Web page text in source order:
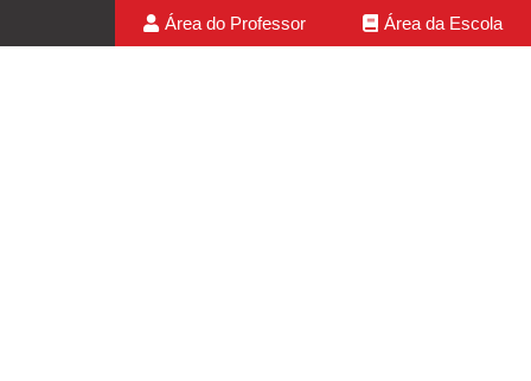
Área do Professor Área da Escola